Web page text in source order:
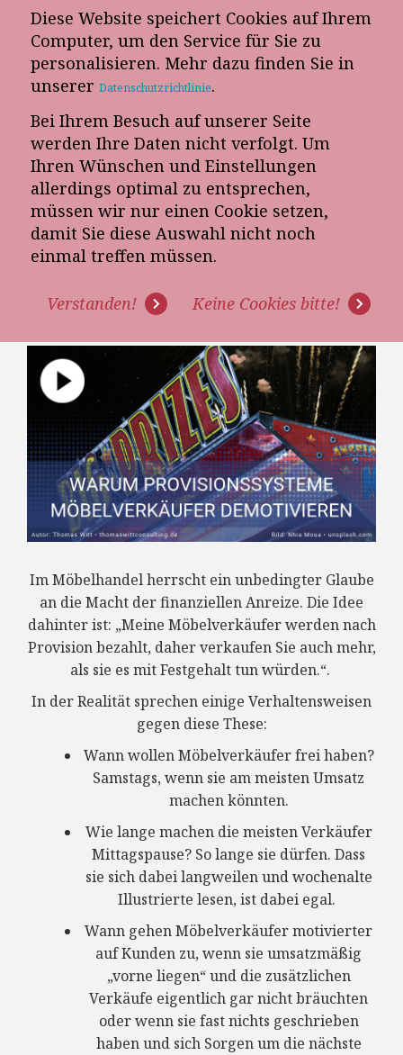
Diese Website speichert Cookies auf Ihrem
Computer, um den Service für Sie zu
personalisieren. Mehr dazu finden Sie in
unserer Datenschutzrichtlinie.
Bei Ihrem Besuch auf unserer Seite
werden Ihre Daten nicht verfolgt. Um
Ihren Wünschen und Einstellungen
allerdings optimal zu entsprechen,
müssen wir nur einen Cookie setzen,
damit Sie diese Auswahl nicht noch
einmal treffen müssen.
Verstanden! Keine Cookies bitte!
E-Mail-Newsletter
Telefon-Termin
WARUM PROVISIONSSYSTEME
MÖBELVERKÄUFER
LANGFRISTIG DEMOTIVIEREN
Im Möbelhandel herrscht ein unbedingter Glaube
an die Macht der finanziellen Anreize. Die Idee
dahinter ist: „Meine Möbelverkäufer werden nach
Provision bezahlt, daher verkaufen Sie auch mehr,
als sie es mit Festgehalt tun würden.“.
In der Realität sprechen einige Verhaltensweisen
gegen diese These:
Wann wollen Möbelverkäufer frei haben?
Samstags, wenn sie am meisten Umsatz
machen könnten.
Wie lange machen die meisten Verkäufer
Mittagspause? So lange sie dürfen. Dass
sie sich dabei langweilen und wochenalte
Illustrierte lesen, ist dabei egal.
Wann gehen Möbelverkäufer motivierter
auf Kunden zu, wenn sie umsatzmäßig
„vorne liegen“ und die zusätzlichen
Verkäufe eigentlich gar nicht bräuchten
oder wenn sie fast nichts geschrieben
haben und sich Sorgen um die nächste